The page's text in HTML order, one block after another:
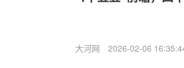
大河网 2026-02-06